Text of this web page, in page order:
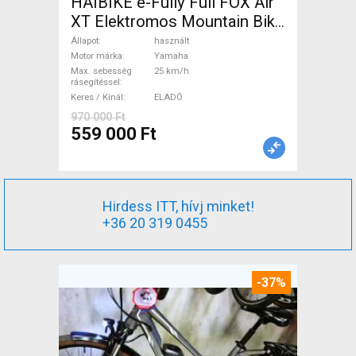
XT Elektromos Mountain Bike
össztelós / fully Yamaha
használt ELADÓ
Állapot
használt
Motor márka
Yamaha
Max. sebesség
rásegítéssel
25 km/h
Keres / Kínál ELADÓ
970 000 Ft
559 000 Ft
Hirdess ITT, hívj minket!
+36 20 319 0455
-37%